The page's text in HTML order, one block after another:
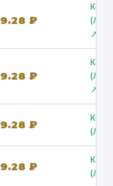
9.28 ₽
↗
9.28 ₽
↗
9.28 ₽
9.28 ₽